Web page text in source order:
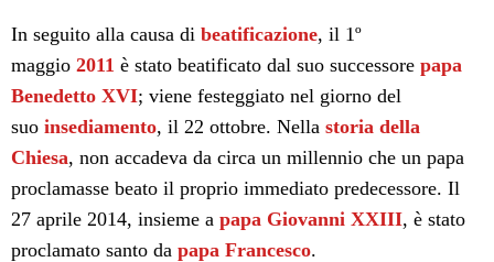
In seguito alla causa di beatificazione, il 1º
maggio 2011 è stato beatificato dal suo successore papa
Benedetto XVI; viene festeggiato nel giorno del
suo insediamento, il 22 ottobre. Nella storia della
Chiesa, non accadeva da circa un millennio che un papa
proclamasse beato il proprio immediato predecessore. Il
27 aprile 2014, insieme a papa Giovanni XXIII, è stato
proclamato santo da papa Francesco.